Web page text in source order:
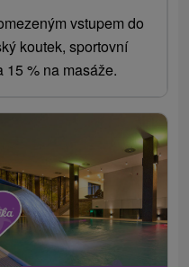
vstupem do
koutek, sportovní
15 % na masáže.